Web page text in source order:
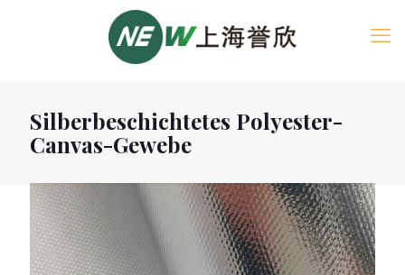
Silberbeschichtetes Polyester-
Canvas-Gewebe